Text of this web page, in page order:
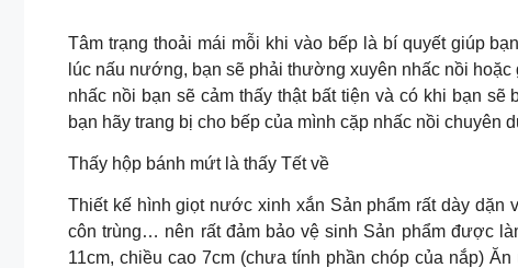
Tâm trạng thoải mái mỗi khi vào bếp là bí quyết giúp
lúc nấu nướng, bạn sẽ phải thường xuyên nhấc nồi
nhấc nồi bạn sẽ cảm thấy thật bất tiện và có khi bạn
bạn hãy trang bị cho bếp của mình cặp nhấc nồi chuyên
Thấy hộp bánh mứt là thấy Tết về
Thiết kế hình giọt nước xinh xắn Sản phẩm rất dày dặn
côn trùng… nên rất đảm bảo vệ sinh Sản phẩm được
11cm, chiều cao 7cm (chưa tính phần chóp của nắp)